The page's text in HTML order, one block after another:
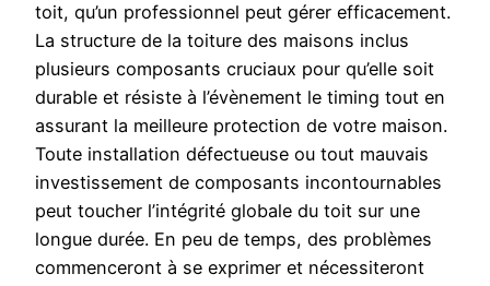
toit, qu’un professionnel peut gérer efficacement.
La structure de la toiture des maisons inclus
plusieurs composants cruciaux pour qu’elle soit
durable et résiste à l’évènement le timing tout en
assurant la meilleure protection de votre maison.
Toute installation défectueuse ou tout mauvais
investissement de composants incontournables
peut toucher l’intégrité globale du toit sur une
longue durée. En peu de temps, des problèmes
commenceront à se exprimer et nécessiteront